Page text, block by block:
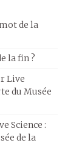
de la
la fin ?
Live
du Musée
Science :
de la